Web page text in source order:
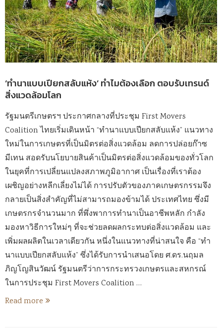
‘ทำนาแบบเปียกสลับแห้ง’ ทำไมต้องเลือก ตอบรับเทรนด์
สิ่งแวดล้อมโลก
รัฐมนตรีเกษตรฯ ประกาศกลางที่ประชุม First Movers
Coalition ไทยเริ่มเดินหน้า “ทำนาแบบเปียกสลับแห้ง” แนวทาง
ใหม่ในการเกษตรที่เป็นมิตรต่อสิ่งแวดล้อม ลดการปล่อยก๊าซ
มีเทน สอดรับนโยบายสินค้าเป็นมิตรต่อสิ่งแวดล้อมของทั่วโลก
ในยุคที่การเปลี่ยนแปลงสภาพภูมิอากาศ เป็นเรื่องที่เราต้อง
เผชิญอย่างหลีกเลี่ยงไม่ได้ การปรับตัวของภาคเกษตรกรรมจึง
กลายเป็นสิ่งสำคัญที่ไม่สามารถมองข้ามได้ ประเทศไทย ซึ่งมี
เกษตรกรจำนวนมาก ที่พึ่งพาการทำนาเป็นอาชีพหลัก กำลัง
มองหาวิธีการใหม่ๆ ที่จะช่วยลดผลกระทบต่อสิ่งแวดล้อม และ
เพิ่มผลผลิตในเวลาเดียวกัน หนึ่งในแนวทางที่น่าสนใจ คือ “ทำ
นาแบบเปียกสลับแห้ง” ซึ่งได้รับการนำเสนอโดย ศ.ดร.นฤมล
ภิญโญสินวัฒน์ รัฐมนตรีว่าการกระทรวงเกษตรและสหกรณ์
ในการประชุม First Movers Coalition …
Read more